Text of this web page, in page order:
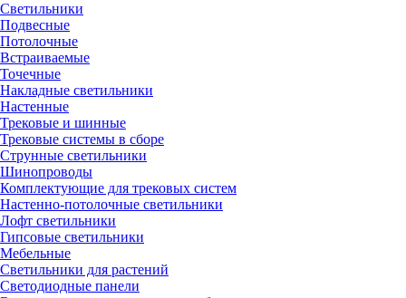
Светильники
Подвесные
Потолочные
Встраиваемые
Точечные
Накладные светильники
Настенные
Трековые и шинные
Трековые системы в сборе
Струнные светильники
Шинопроводы
Комплектующие для трековых систем
Настенно-потолочные светильники
Лофт светильники
Гипсовые светильники
Мебельные
Светильники для растений
Светодиодные панели